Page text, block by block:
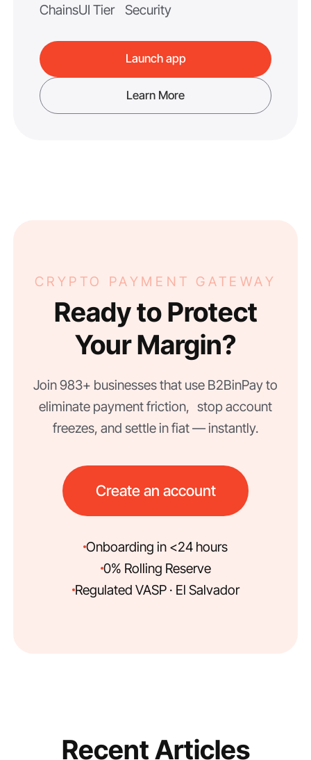
ChainsUI Tier Security
Launch app
Learn More
CRYPTO PAYMENT GATEWAY
Ready to Protect
Your Margin?
Join 983+ businesses that use B2BinPay to
eliminate payment friction, stop account
freezes, and settle in fiat — instantly.
Create an account
Onboarding in <24 hours
0% Rolling Reserve
Regulated VASP · El Salvador
Recent Articles